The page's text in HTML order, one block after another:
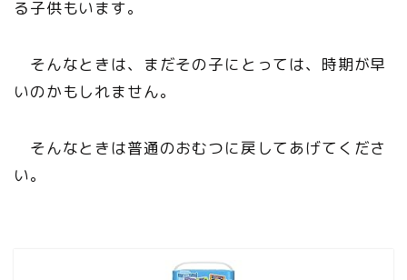
る子供もいます。
そんなときは、まだその子にとっては、時期が早
いのかもしれません。
そんなときは普通のおむつに戻してあげてくださ
い。